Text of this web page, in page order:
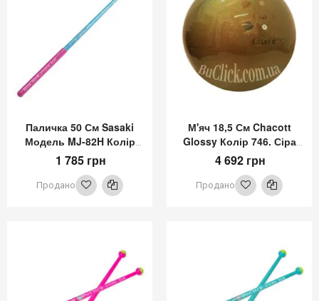
Паличка 50 См Sasaki
Модель MJ-82H Колір
Блакитний
1 785 грн
Продано
М'яч 18,5 См Chacott
Glossy Колір 746. Сіра
Троянда (Grayish Rose)
4 692 грн
Продано